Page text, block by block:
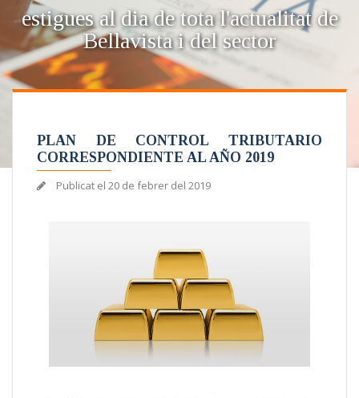
estigues al dia de tota l'actualitat de
Bellavista i del sector
PLAN DE CONTROL TRIBUTARIO
CORRESPONDIENTE AL AÑO 2019
Publicat el 20 de febrer del 2019